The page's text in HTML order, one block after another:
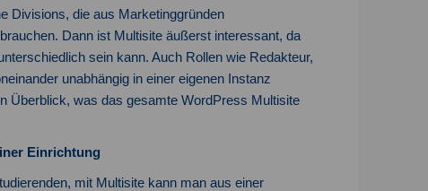
Divisions, die aus Marketinggründen
Dann ist Multisite äußerst interessant, da
sein kann. Auch Rollen wie Redakteur,
unabhängig in einer eigenen Instanz
Überblick, was das gesamte WordPress Multisite
Einrichtung
mit Multisite kann man aus einer